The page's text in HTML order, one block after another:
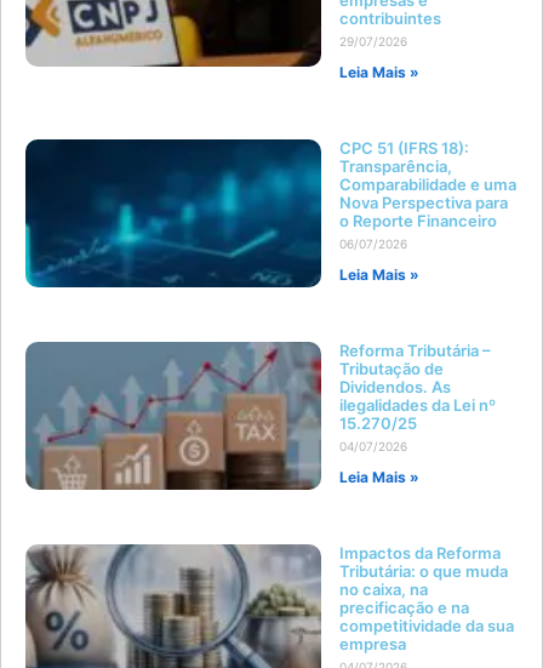
contribuintes
29/07/2026
Leia Mais »
CPC 51 (IFRS 18):
Transparência,
Comparabilidade e uma
Nova Perspectiva para
o Reporte Financeiro
06/07/2026
Leia Mais »
Reforma Tributária –
Tributação de
Dividendos. As
ilegalidades da Lei nº
15.270/25
04/07/2026
Leia Mais »
Impactos da Reforma
Tributária: o que muda
no caixa, na
precificação e na
competitividade da sua
empresa